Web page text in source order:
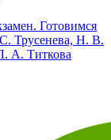
Готовимся
Трусенева, Н. В.
А. Титкова